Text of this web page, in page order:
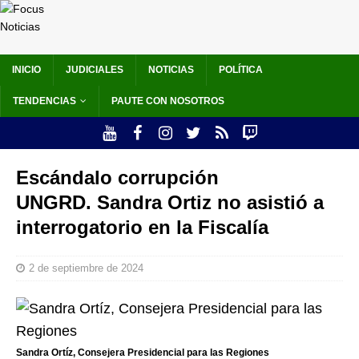
INICIO JUDICIALES NOTICIAS POLÍTICA
TENDENCIAS PAUTE CON NOSOTROS
Escándalo corrupción
UNGRD. Sandra Ortiz no asistió a
interrogatorio en la Fiscalía
2 de septiembre de 2024
Sandra Ortíz, Consejera Presidencial para las Regiones